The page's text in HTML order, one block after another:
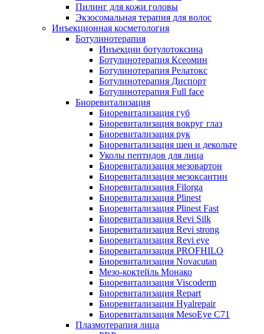
Пилинг для кожи головы
Экзосомальная терапия для волос
Инъекционная косметология
Ботулинотерапия
Инъекции ботулотоксина
Ботулинотерапия Ксеомин
Ботулинотерапия Релатокс
Ботулинотерапия Диспорт
Ботулинотерапия Full face
Биоревитализация
Биоревитализация губ
Биоревитализация вокруг глаз
Биоревитализация рук
Биоревитализация шеи и декольте
Уколы пептидов для лица
Биоревитализация мезовартон
Биоревитализация мезоксантин
Биоревитализация Filorga
Биоревитализация Plinest
Биоревитализация Plinest Fast
Биоревитализация Revi Silk
Биоревитализация Revi strong
Биоревитализация Revi eye
Биоревитализация PROFHILO
Биоревитализация Novacutan
Мезо-коктейль Монако
Биоревитализация Viscoderm
Биоревитализация Repart
Биоревитализация Hyalrepair
Биоревитализация MesoEye C71
Плазмотерапия лица